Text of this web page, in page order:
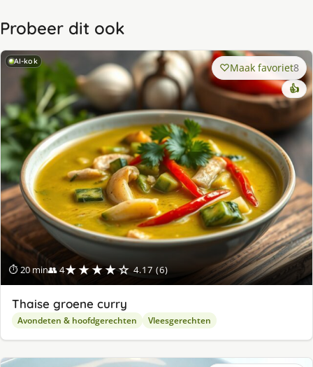
Probeer dit ook
AI-kok
⏱ 20 min👥 4★★★★☆ 4.17 (6)
Maak favoriet8
👍
Thaise groene curry
Avondeten & hoofdgerechten Vleesgerechten